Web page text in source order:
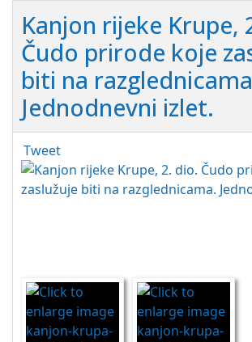
Kanjon rijeke Krupe,
Čudo prirode koje
biti na
Jednodnevni izlet.
Tweet